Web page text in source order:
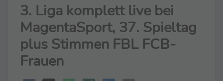
3. Liga komplett live bei
MagentaSport, 37. Spieltag
plus Stimmen FBL FCB-
Frauen